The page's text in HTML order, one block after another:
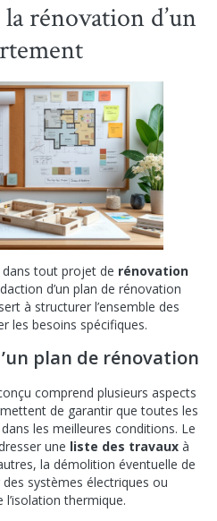
rénovation d’un
tout projet de rénovation
d’un plan de rénovation
à structurer l’ensemble des
les besoins spécifiques.
plan de rénovation
comprend plusieurs aspects
de garantir que toutes les
les meilleures conditions. Le
une liste des travauxà
la démolition éventuelle de
systèmes électriques ou
l’isolation thermique.